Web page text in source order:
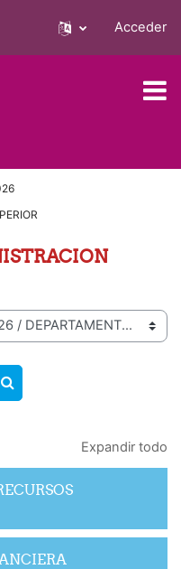
Acceder
BUSCAR CURSOS
Expandir todo